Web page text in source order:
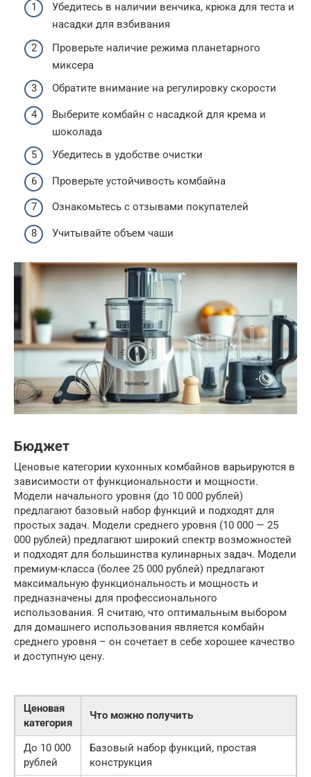
Убедитесь в наличии венчика, крюка для теста и
насадки для взбивания
Проверьте наличие режима планетарного
миксера
Обратите внимание на регулировку скорости
Выберите комбайн с насадкой для крема и
шоколада
Убедитесь в удобстве очистки
Проверьте устойчивость комбайна
Ознакомьтесь с отзывами покупателей
Учитывайте объем чаши
Бюджет
Ценовые категории кухонных комбайнов варьируются в
зависимости от функциональности и мощности.
Модели начального уровня (до 10 000 рублей)
предлагают базовый набор функций и подходят для
простых задач. Модели среднего уровня (10 000 — 25
000 рублей) предлагают широкий спектр возможностей
и подходят для большинства кулинарных задач. Модели
премиум-класса (более 25 000 рублей) предлагают
максимальную функциональность и мощность и
предназначены для профессионального
использования. Я считаю, что оптимальным выбором
для домашнего использования является комбайн
среднего уровня – он сочетает в себе хорошее качество
и доступную цену.
Ценовая
категория
Что можно получить
До 10 000
рублей
Базовый набор функций, простая
конструкция